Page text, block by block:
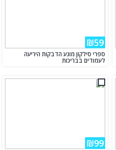
₪59
ספרי סילקון מונע הדבקות היריעה
לעמודים בבריכות
₪99